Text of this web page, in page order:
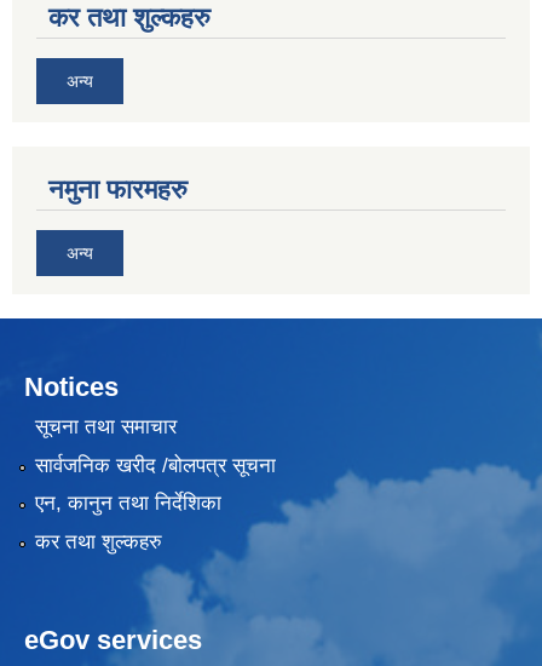
कर तथा शुल्कहरु
अन्य
नमुना फारमहरु
अन्य
Notices
सूचना तथा समाचार
सार्वजनिक खरीद /बोलपत्र सूचना
एन, कानुन तथा निर्देशिका
कर तथा शुल्कहरु
eGov services